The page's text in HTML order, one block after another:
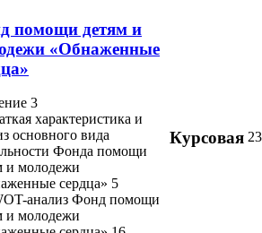
помощи детям и
«Обнаженные
3
характеристика и
основного вида
Фонда помощи
и молодежи
сердца» 5
анализ Фонд помощи
и молодежи
Курсовая 23